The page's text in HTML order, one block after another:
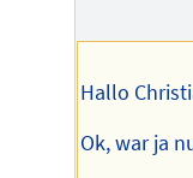
Hallo
Ok, war ja